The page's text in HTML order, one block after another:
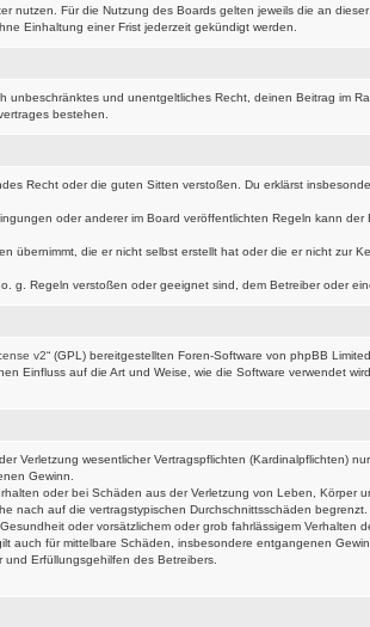
Für die Nutzung des Boards gelten jeweils die an
Einhaltung einer Frist jederzeit gekündigt werden.
und unentgeltliches Recht, deinen Beitrag im
bestehen.
Recht oder die guten Sitten verstoßen. Du erklärst
oder anderer im Board veröffentlichten Regeln kann
übernimmt, die er nicht selbst erstellt hat oder die er nicht zur
Regeln verstoßen oder geeignet sind, dem Betreiber oder
v2“ (GPL) bereitgestellten Foren-Software von phpBB
Einfluss auf die Art und Weise, wie die Software verwendet
Verletzung wesentlicher Vertragspflichten (Kardinalpflichten)
Gewinn.
oder bei Schäden aus der Verletzung von Leben, Körper
nach auf die vertragstypischen Durchschnittsschäden
oder vorsätzlichem oder grob fahrlässigem Verhalten
auch für mittelbare Schäden, insbesondere entgangenen
Erfüllungsgehilfen des Betreibers.